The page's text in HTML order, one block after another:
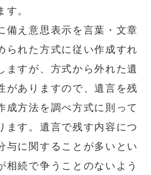
す。
備え意思表示を言葉・文章
られた方式に従い作成すれ
ますが、方式から外れた遺
がありますので、遺言を残
成方法を調べ方式に則って
ます。遺言で残す内容につ
与に関することが多いとい
相続で争うことのないよう